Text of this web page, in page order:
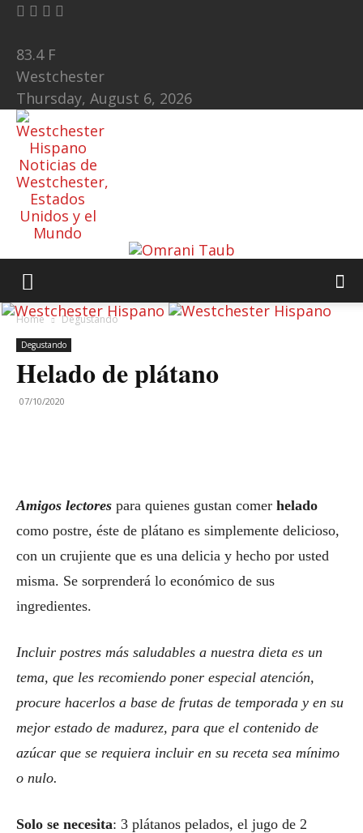
83.4 F
Westchester
Thursday, August 6, 2026
Noticias de
Westchester,
Estados
Unidos y el
Mundo
Home Degustando
Degustando
Helado de plátano
07/10/2020
Amigos lectores para quienes gustan comer helado
como postre, éste de plátano es simplemente delicioso,
con un crujiente que es una delicia y hecho por usted
misma. Se sorprenderá lo económico de sus
ingredientes.
Incluir postres más saludables a nuestra dieta es un
tema, que les recomiendo poner especial atención,
procure hacerlos a base de frutas de temporada y en su
mejor estado de madurez, para que el contenido de
azúcar que se requiera incluir en su receta sea mínimo
o nulo.
Solo se necesita: 3 plátanos pelados, el jugo de 2